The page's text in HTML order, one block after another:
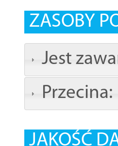
ZASOBY
Jest
Przecina:
JAKOŚĆ